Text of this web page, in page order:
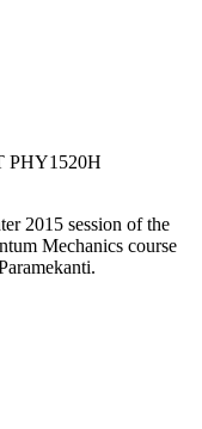
PHY1520H
2015 session of the
Mechanics course